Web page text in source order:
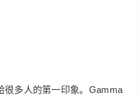
很多人的第一印象。Gamma